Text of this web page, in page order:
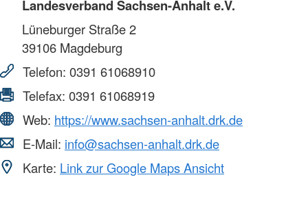
Landesverband Sachsen-Anhalt e.V.
Lüneburger Straße 2
39106 Magdeburg
Telefon: 0391 61068910
Telefax: 0391 61068919
Web: https://www.sachsen-anhalt.drk.de
E-Mail: info@sachsen-anhalt.drk.de
Karte: Link zur Google Maps Ansicht